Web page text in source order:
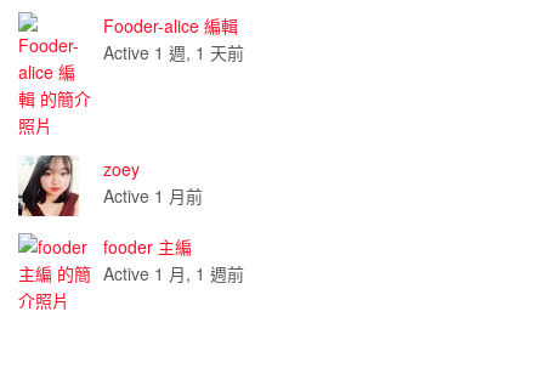
Fooder-alice 編輯
Active 1 週, 1 天前
zoey
Active 1 月前
fooder 主編
Active 1 月, 1 週前